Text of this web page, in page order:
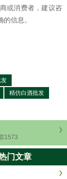
或消费者，建议咨
信息。
精仿白酒批发
1573
门文章